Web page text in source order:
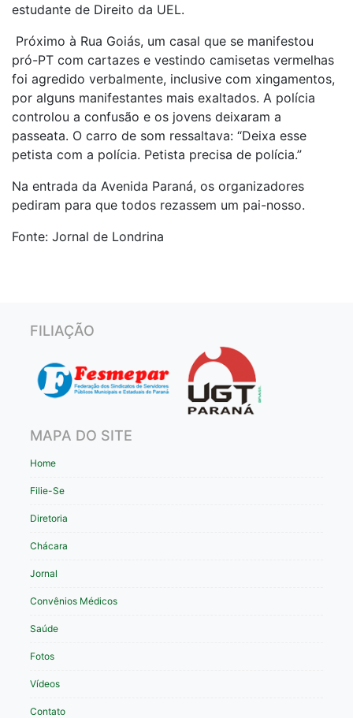
estudante de Direito da UEL.
Próximo à Rua Goiás, um casal que se manifestou
pró-PT com cartazes e vestindo camisetas vermelhas
foi agredido verbalmente, inclusive com xingamentos,
por alguns manifestantes mais exaltados. A polícia
controlou a confusão e os jovens deixaram a
passeata. O carro de som ressaltava: “Deixa esse
petista com a polícia. Petista precisa de polícia.”
Na entrada da Avenida Paraná, os organizadores
pediram para que todos rezassem um pai-nosso.
Fonte: Jornal de Londrina
FILIAÇÃO
MAPA DO SITE
Home
Filie-Se
Diretoria
Chácara
Jornal
Convênios Médicos
Saúde
Fotos
Vídeos
Contato